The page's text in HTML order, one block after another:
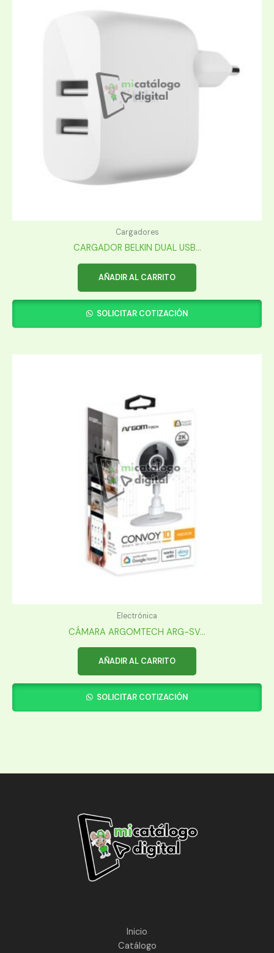
Cargadores
CARGADOR BELKIN DUAL USB...
AÑADIR AL CARRITO
SOLICITAR COTIZACIÓN
Electrónica
CÁMARA ARGOMTECH ARG-SV...
AÑADIR AL CARRITO
SOLICITAR COTIZACIÓN
Inicio
Catálogo